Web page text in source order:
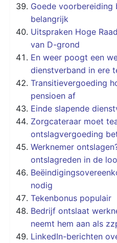
Goede
belangrijk
Uitspraken Hoge
van D-grond
En weer poogt een
dienstverband in ere
Transitievergoeding
pensioen af
Einde slapende
Zorgcateraar moet
ontslagvergoeding
Werknemer
ontslagreden in de
nodig
Tekenbonus populair
Bedrijf ontslaat
neemt hem aan als
LinkedIn-berichten